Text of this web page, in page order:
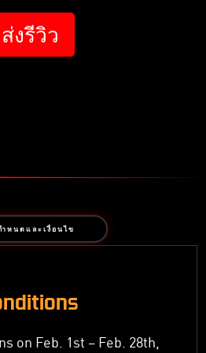
ส่งรีวิว
ำหนดและเงื่อนไข
on Feb. 1st – Feb. 28th,